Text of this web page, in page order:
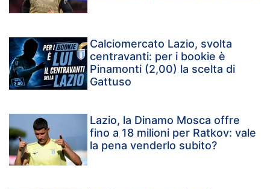
Calciomercato Lazio, svolta
centravanti: per i bookie è
Pinamonti (2,00) la scelta di
Gattuso
Lazio, la Dinamo Mosca offre
fino a 18 milioni per Ratkov: vale
la pena venderlo subito?